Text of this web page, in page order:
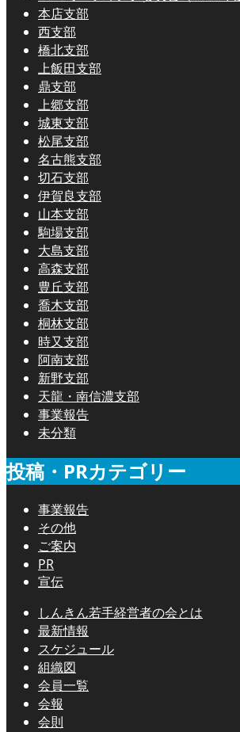
本店支部
西支部
橋北支部
上飯田支部
鼎支部
上郷支部
城東支部
松尾支部
名古熊支部
切石支部
伊賀良支部
山本支部
駒場支部
大島支部
高森支部
豊丘支部
喬木支部
桐林支部
時又支部
阿南支部
新野支部
天龍・南信濃支部
事業報告
未分類
投稿・PRカテゴリー
事業報告
その他
ご案内
PR
宣伝
しんきん若手経営者の会とは
最新情報
スケジュール
組織図
会員一覧
会報
会則